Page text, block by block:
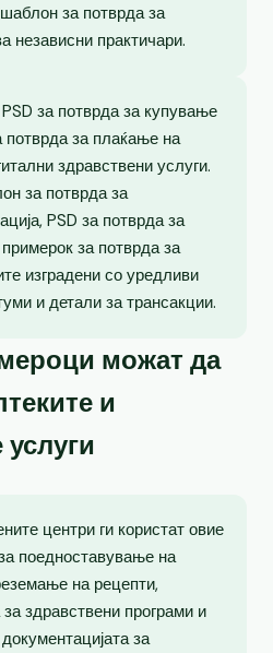
за потврда за
независни практичари.
за потврда за купување
потврда за плаќање на
здравствени услуги.
за потврда за
PSD за потврда за
за потврда за
изградени со уредливи
и детали за трансакции.
можат да
и
центри ги користат овие
поедноставување на
на рецепти,
здравствени програми и
за